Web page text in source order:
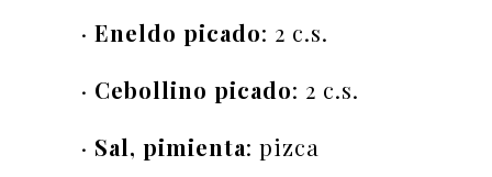
· Eneldo picado: 2 c.s.
· Cebollino picado: 2 c.s.
· Sal, pimienta: pizca